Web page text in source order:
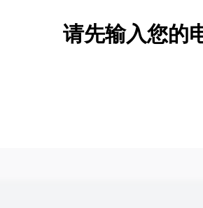
请先输入您的